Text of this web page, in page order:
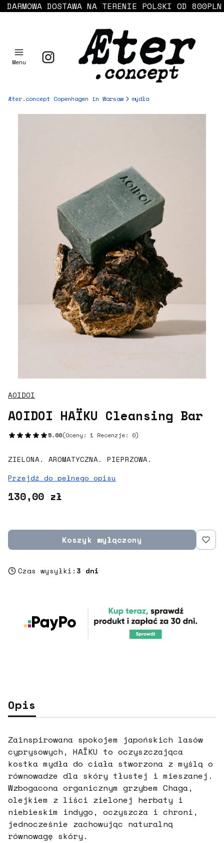
DARMOWA DOSTAWA NA TERENIE POLSKI OD 800PLN
Menu
Æter.concept Copenhagen in Warsaw mydła
AOIDOI
AOIDOI HAÏKU Cleansing Bar
5.00(Oceny: 1 Recenzje: 0)
ZIELONA. AROMATYCZNA. PIEPRZOWA.
Przejdź do pełnego opisu
Cena
130,00 zł
Koszyk wyłączony
Czas wysyłki: 3 dni
Opis
Zainspirowana spokojem japońskich lasów
cyprysowych, HAÏKU to oczyszczająca
kostka mydła do ciała stworzona z myślą o
równowadze dla skóry tłustej i mieszanej.
Wzbogacona organicznym grzybem Chaga,
olejkiem z liści zielonej herbaty i
niebieskim indygo, oczyszcza i chroni,
jednocześnie zachowując naturalną
równowagę skóry.